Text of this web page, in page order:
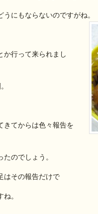
うにもならないのですがね。
か行って来られまし
きてからは色々報告を
たのでしょう。
はその報告だけで
。